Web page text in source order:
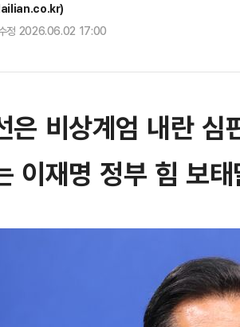
정 2026.06.02 17:00
은 비상계엄 내란 심
이재명 정부 힘 보